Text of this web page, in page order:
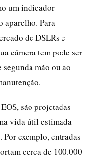
um indicador
aparelho. Para
de DSLRs e
câmera tem pode ser
mão ou ao
são projetadas
vida útil estimada
exemplo, entradas
cerca de 100.000